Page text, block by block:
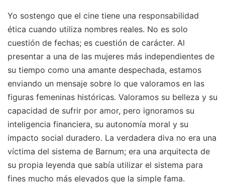
Yo sostengo que el cine tiene una responsabilidad
ética cuando utiliza nombres reales. No es solo
cuestión de fechas; es cuestión de carácter. Al
presentar a una de las mujeres más independientes de
su tiempo como una amante despechada, estamos
enviando un mensaje sobre lo que valoramos en las
figuras femeninas históricas. Valoramos su belleza y su
capacidad de sufrir por amor, pero ignoramos su
inteligencia financiera, su autonomía moral y su
impacto social duradero. La verdadera diva no era una
víctima del sistema de Barnum; era una arquitecta de
su propia leyenda que sabía utilizar el sistema para
fines mucho más elevados que la simple fama.